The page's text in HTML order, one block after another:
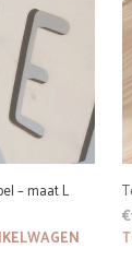
– maat L
€